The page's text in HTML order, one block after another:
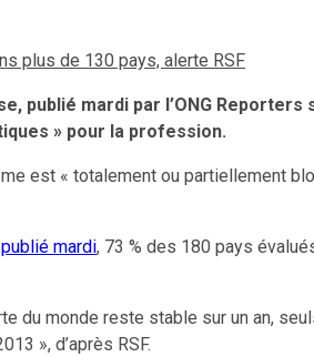
plus de 130 pays, alerte RSF
publié mardi par l’ONG
» pour la profession.
est « totalement ou partiellement
mardi, 73 % des 180 pays
du monde reste stable sur un an,
», d’après RSF.